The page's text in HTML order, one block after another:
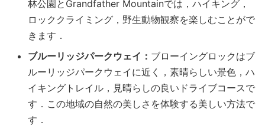
林公園とGrandfather Mountainでは，ハイキング，
ロッククライミング，野生動物観察を楽しむことがで
きます．
ブルーリッジパークウェイ： ブローイングロックはブ
ルーリッジパークウェイに近く，素晴らしい景色，ハ
イキングトレイル，見晴らしの良いドライブコースで
す．この地域の自然の美しさを体験する美しい方法で
す．